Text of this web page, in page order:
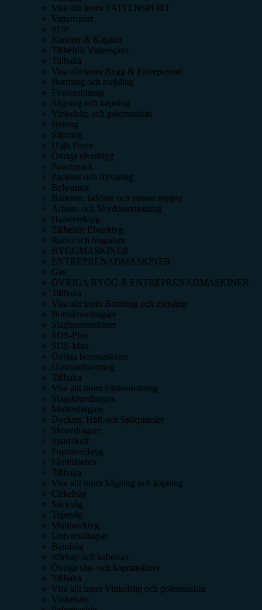
Visa allt inom VATTENSPORT
Vattensport
SUP
Kanoter & Kajaker
Tillbehör Vattensport
Tillbaka
Visa allt inom Bygg & Entreprenad
Borrning och mejsling
Fästanordning
Sågning och kapning
Vinkelslip och polermaskin
Betong
Slipning
High Force
Övriga elverktyg
Powerpack
Packout och förvaring
Belysning
Batterier, laddare och power supply
Arbets- och Skyddsutrustning
Handverktyg
Tillbehör Elverktyg
Radio och högtalare
BYGGMASKINER
ENTREPRENADMASKINER
Gas
ÖVRIGA BYGG & ENTREPRENADMASKINER
Tillbaka
Visa allt inom Borrning och mejsling
Borrskruvdragare
Slagborrmaskiner
SDS-Plus
SDS-Max
Övriga borrmaskiner
Diamantborrning
Tillbaka
Visa allt inom Fästanordning
Slagskruvdragare
Mutterdragare
Dyckert, Häft och Spikpistoler
Skruvdragare
Spärrskaft
Popnitverktyg
Fästtillbehör
Tillbaka
Visa allt inom Sågning och kapning
Cirkelsåg
Sticksåg
Tigersåg
Multiverktyg
Universalkapar
Bandsåg
Rörkap och kabelsax
Övriga såg- och kapmaskiner
Tillbaka
Visa allt inom Vinkelslip och polermaskin
Vinkelslip